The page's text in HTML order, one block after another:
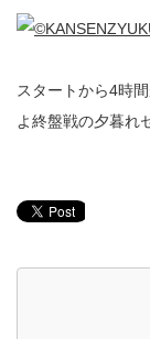
スタートから4時
よ終盤戦の夕暮れ